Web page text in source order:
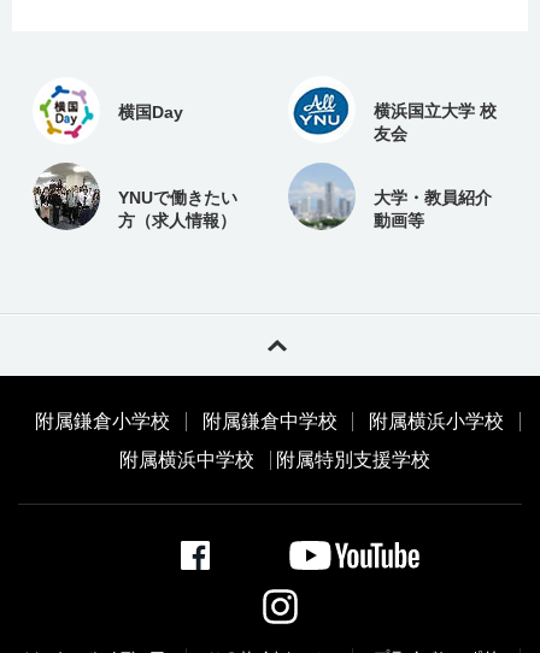
横国Day
横浜国立大学 校
友会
YNUで働きたい
方（求人情報）
大学・教員紹介
動画等
附属鎌倉小学校 附属鎌倉中学校
附属横浜小学校
附属横浜中学校
附属特別支援学校